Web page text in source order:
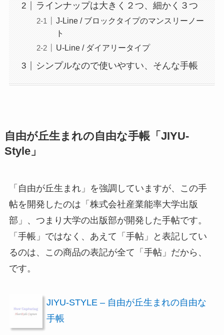
ラインナップは大きく２つ、細かく３つ
J-Line / ブロックタイプのマンスリーノー
ト
U-Line / ダイアリータイプ
シンプルなので使いやすい、そんな手帳
自由が丘生まれの自由な手帳「JIYU-
Style」
「自由が丘生まれ」を強調していますが、この手
帖を開発したのは「株式会社産業能率大学出版
部」、つまり大学の出版部が開発した手帖です。
「手帳」ではなく、あえて「手帖」と表記してい
るのは、この商品の表記が全て「手帖」だから、
です。
JIYU-STYLE – 自由が丘生まれの自由な
手帳